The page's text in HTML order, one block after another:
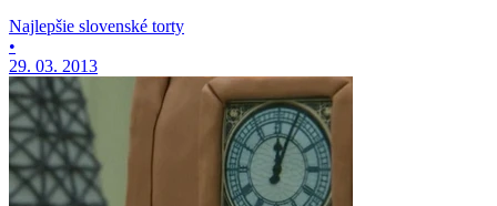
Najlepšie slovenské torty
•
29. 03. 2013